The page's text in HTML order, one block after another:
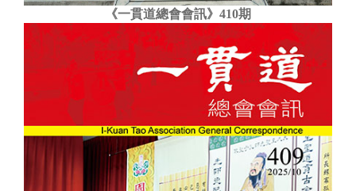
《一貫道總會會訊》410期